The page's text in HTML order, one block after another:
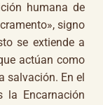
humana de
signo
se extiende a
actúan como
salvación. En el
la Encarnación